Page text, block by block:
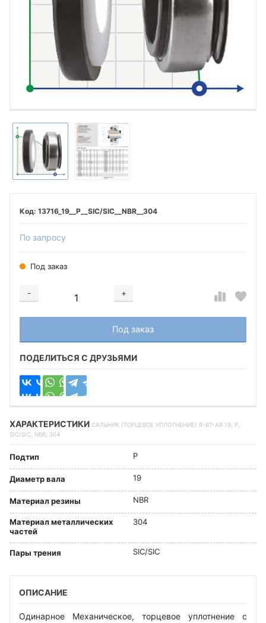
13716_19__P__SIC/SIC__NBR__304
По запросу
Под заказ
-
+
Добавляется...
Под заказ
Добавлен
ПОДЕЛИТЬСЯ С ДРУЗЬЯМИ
ХАРАКТЕРИСТИКИ САЛЬНИК (ТОРЦЕВОЕ УПЛОТНЕНИЕ) R-BT-AR 19, P,
SIC/SIC, NBR, 304
Подтип P
Диаметр вала 19
Материал резины NBR
Материал металлических
частей
304
Пары трения SIC/SIC
ОПИСАНИЕ
Одинарное Механическое, торцевое уплотнение с